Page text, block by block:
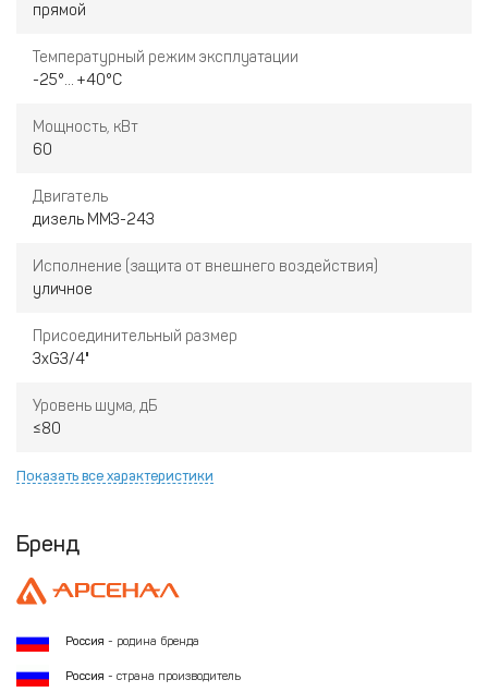
прямой
Температурный режим эксплуатации
-25°... +40°С
Мощность, кВт
60
Двигатель
дизель ММЗ-243
Исполнение (защита от внешнего воздействия)
уличное
Присоединительный размер
3хG3/4"
Уровень шума, дБ
≤80
Показать все характеристики
Бренд
Россия - родина бренда
Россия - страна производитель